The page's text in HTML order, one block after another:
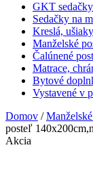
GKT
Sedačky na
Kreslá,
Manželské
Čalúnené
Matrace,
Bytové
Vystavené v
Domov /
posteľ
Akcia